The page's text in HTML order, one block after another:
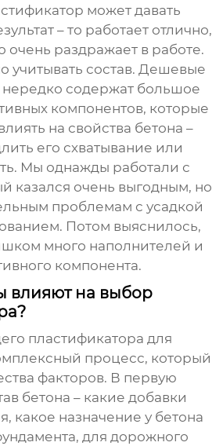
может давать
– то работает отлично,
очень раздражает в работе.
учитывать состав. Дешевые
содержат большое
компонентов, которые
на свойства бетона –
его схватывание или
Мы однажды работали с
казался очень выгодным, но
проблемам с усадкой
Потом выяснилось,
много наполнителей и
компонента.
влияют на выбор
пластификатора для
процесс, который
факторов. В первую
бетона – какие добавки
какое назначение у бетона
для дорожного